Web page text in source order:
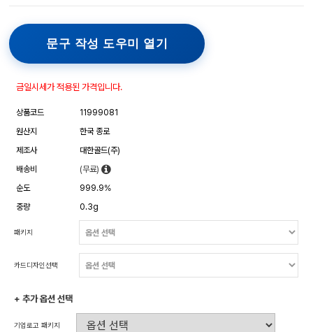
문구 작성 도우미 열기
금일시세가 적용된 가격입니다.
상품코드
11999081
원산지
한국 종로
제조사
대한골드(주)
배송비
(무료)
순도
999.9%
중량
0.3g
패키지
카드디자인선택
+ 추가 옵션 선택
기업로고 패키지